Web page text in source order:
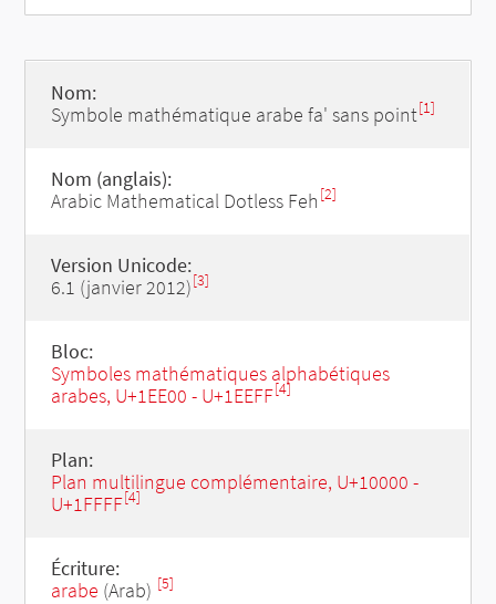
Nom:
Symbole mathématique arabe fa' sans point[1]
Nom (anglais):
Arabic Mathematical Dotless Feh [2]
Version Unicode:
6.1 (janvier 2012)[3]
Bloc:
Symboles mathématiques alphabétiques
arabes, U+1EE00 - U+1EEFF[4]
Plan:
Plan multilingue complémentaire, U+10000 -
U+1FFFF[4]
Écriture:
arabe (Arab) [5]